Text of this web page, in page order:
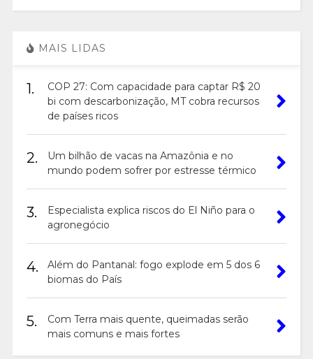
MAIS LIDAS
1.
COP 27: Com capacidade para captar R$ 20
bi com descarbonização, MT cobra recursos
de países ricos
2.
Um bilhão de vacas na Amazônia e no
mundo podem sofrer por estresse térmico
3.
Especialista explica riscos do El Niño para o
agronegócio
4.
Além do Pantanal: fogo explode em 5 dos 6
biomas do País
5.
Com Terra mais quente, queimadas serão
mais comuns e mais fortes